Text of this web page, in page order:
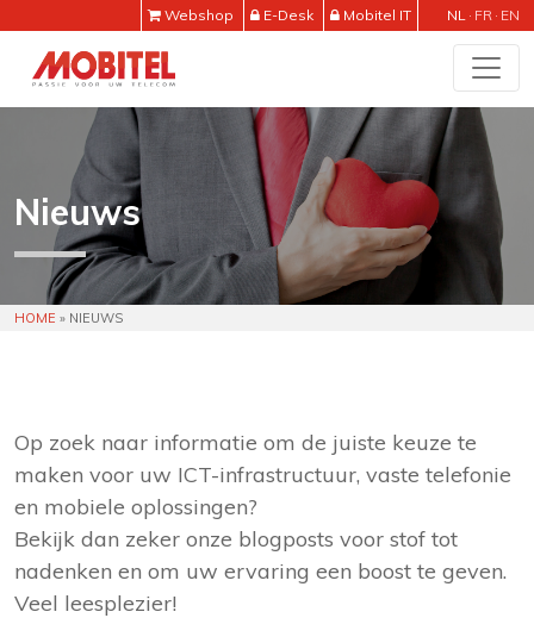
NL FR EN
Webshop E-Desk Mobitel IT
Nieuws
HOME » NIEUWS
Op zoek naar informatie om de juiste keuze te
maken voor uw ICT-infrastructuur, vaste telefonie
en mobiele oplossingen?
Bekijk dan zeker onze blogposts voor stof tot
nadenken en om uw ervaring een boost te geven.
Veel leesplezier!